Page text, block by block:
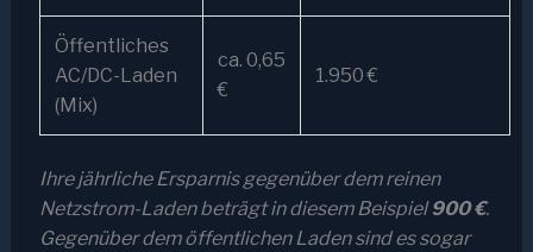
Öffentliches
AC/DC-Laden
(Mix)
ca. 0,65
€
1.950 €
Ihre jährliche Ersparnis gegenüber dem reinen
Netzstrom-Laden beträgt in diesem Beispiel900 €.
Gegenüber dem öffentlichen Laden sind es sogar